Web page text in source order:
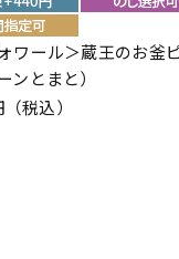
ワール＞蔵王のお釜
ンとまと）
税込）